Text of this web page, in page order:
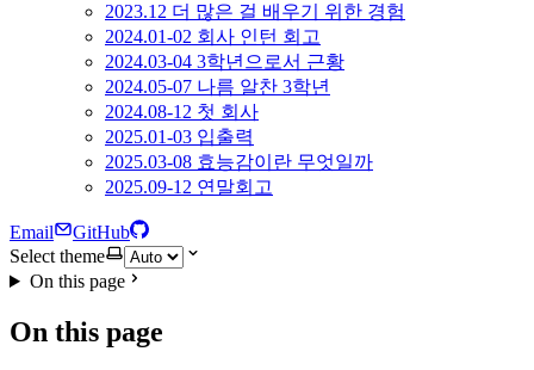
2023.12 더 많은 걸 배우기 위한 경험
2024.01-02 회사 인턴 회고
2024.03-04 3학년으로서 근황
2024.05-07 나름 알찬 3학년
2024.08-12 첫 회사
2025.01-03 입출력
2025.03-08 효능감이란 무엇일까
2025.09-12 연말회고
Email
GitHub
Select theme
On this page
On this page